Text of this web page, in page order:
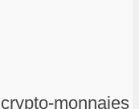
monnaies